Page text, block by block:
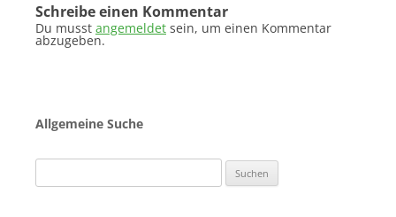
Schreibe einen Kommentar
Du musst angemeldet sein, um einen Kommentar
abzugeben.
Allgemeine Suche
nach: